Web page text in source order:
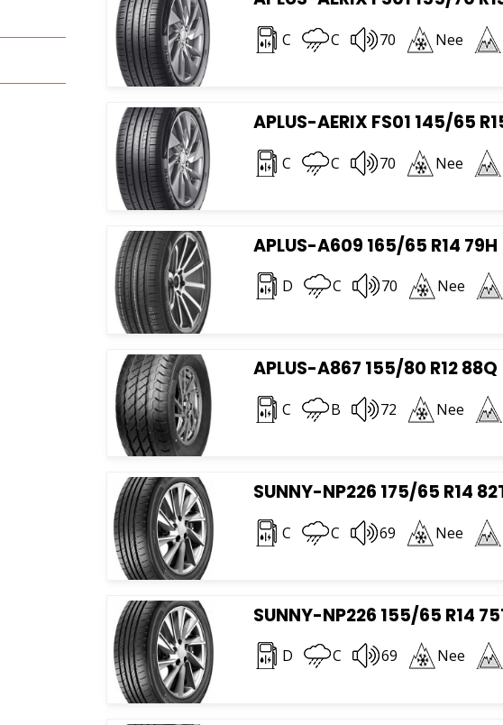
C C 70 Nee
APLUS-AERIX FS01 145/65
C C 70 Nee
APLUS-A609 165/65 R14 79H
D C 70 Nee
APLUS-A867 155/80 R12 88Q
C B 72 Nee
SUNNY-NP226 175/65 R14
C C 69 Nee
SUNNY-NP226 155/65 R14
D C 69 Nee